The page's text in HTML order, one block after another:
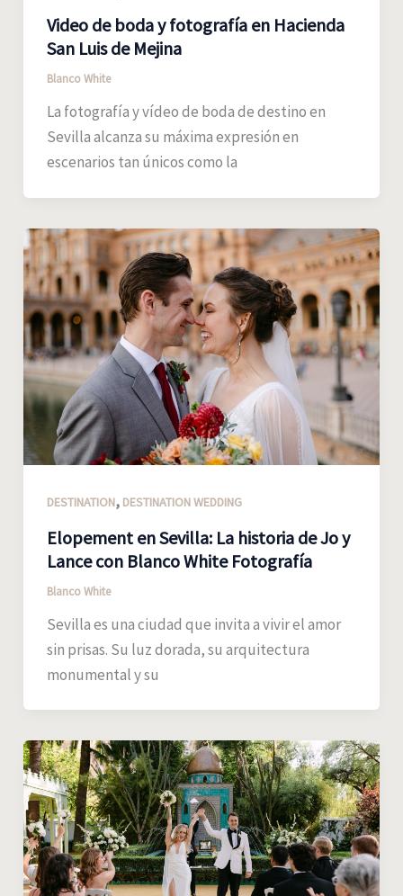
Video de boda y fotografía en Hacienda
San Luis de Mejina
Blanco White
La fotografía y vídeo de boda de destino en
Sevilla alcanza su máxima expresión en
escenarios tan únicos como la
DESTINATION, DESTINATION WEDDING
Elopement en Sevilla: La historia de Jo y
Lance con Blanco White Fotografía
Blanco White
Sevilla es una ciudad que invita a vivir el amor
sin prisas. Su luz dorada, su arquitectura
monumental y su